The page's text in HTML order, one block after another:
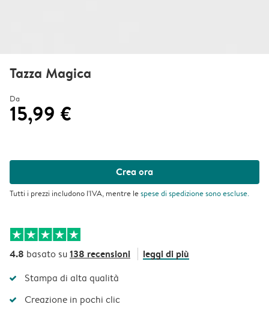
Tazza Magica
Da
15,99 €
Crea ora
Tutti i prezzi includono l'IVA, mentre lespese di spedizionesono escluse.
4.8 basato su138 recensioni leggi di più
Stampa di alta qualità
Creazione in pochi clic